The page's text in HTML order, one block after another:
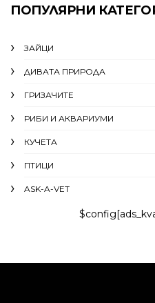
ПОПУЛЯРНИ
ЗАЙЦИ
ДИВАТА ПРИРОДА
ГРИЗАЧИТЕ
РИБИ И АКВАРИУМИ
КУЧЕТА
ПТИЦИ
ASK-A-VET